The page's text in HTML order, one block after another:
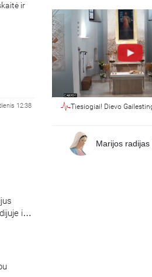
ir
12:38
ir
Tiesiogiai! Dievo
Marijos